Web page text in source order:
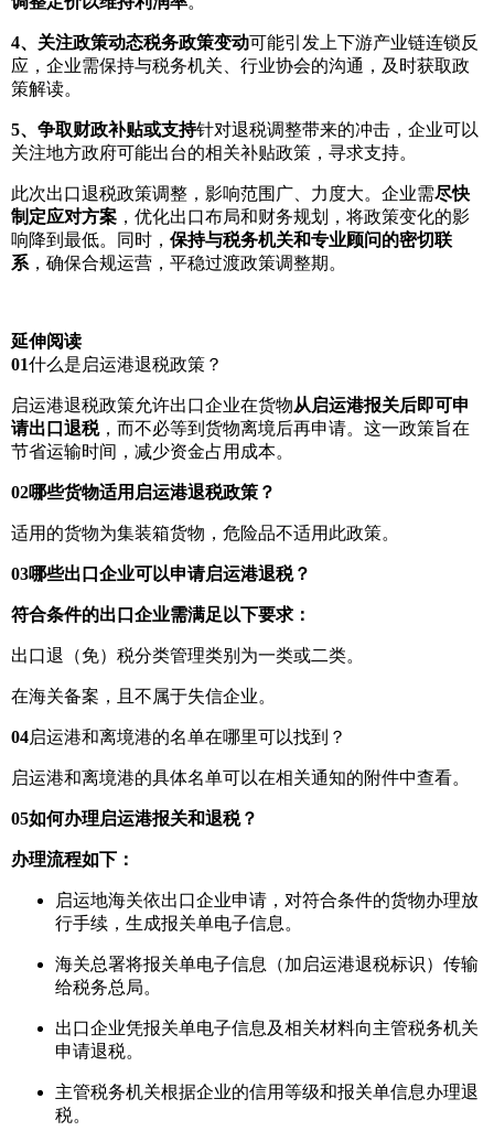
4、 关注政策动态税务政策变动可能引发上下游产业链连锁反
应，企业需保持与税务机关、行业协会的沟通，及时获取政
策解读。
5、 争取财政补贴或支持针对退税调整带来的冲击，企业可以
关注地方政府可能出台的相关补贴政策，寻求支持。
此次出口退税政策调整，影响范围广、力度大。企业需尽快
制定应对方案 ，优化出口布局和财务规划，将政策变化的影
响降到最低。同时， 保持与税务机关和专业顾问的密切联
系 ，确保合规运营，平稳过渡政策调整期。
延伸阅读
01什么是启运港退税政策？
启运港退税政策允许出口企业在货物从启运港报关后即可申
请出口退税，而不必等到货物离境后再申请。这一政策旨在
节省运输时间，减少资金占用成本。
02哪些货物适用启运港退税政策？
适用的货物为集装箱货物，危险品不适用此政策。
03哪些出口企业可以申请启运港退税？
符合条件的出口企业需满足以下要求：
出口退（免）税分类管理类别为一类或二类。
在海关备案，且不属于失信企业。
04启运港和离境港的名单在哪里可以找到？
启运港和离境港的具体名单可以在相关通知的附件中查看。
05如何办理启运港报关和退税？
办理流程如下：
启运地海关依出口企业申请，对符合条件的货物办理放
行手续，生成报关单电子信息。
海关总署将报关单电子信息（加启运港退税标识）传输
给税务总局。
出口企业凭报关单电子信息及相关材料向主管税务机关
申请退税。
主管税务机关根据企业的信用等级和报关单信息办理退
税。